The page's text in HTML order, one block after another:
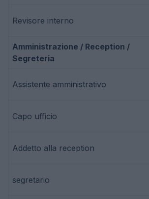
Revisore interno
Amministrazione / Reception /
Segreteria
Assistente amministrativo
Capo ufficio
Addetto alla reception
segretario